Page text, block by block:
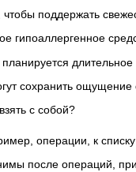
поддержать
сохранить ощущение
операции, к
после операций,